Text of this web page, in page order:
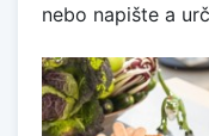
nebo napište a